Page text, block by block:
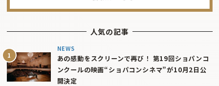
人気の記事
NEWS
あの感動をスクリーンで再び！ 第19回ショパンコ
ンクールの映画“ショパコンシネマ”が10月2日公
開決定